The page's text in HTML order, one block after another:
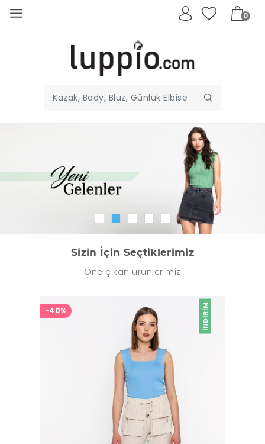
0
Sizin İçin Seçtiklerimiz
Öne çıkan ürünlerimiz
İNDIRIM
-40%